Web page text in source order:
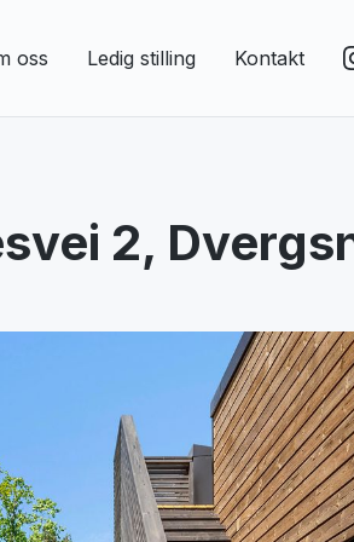
oss Ledig stilling Kontakt
2,